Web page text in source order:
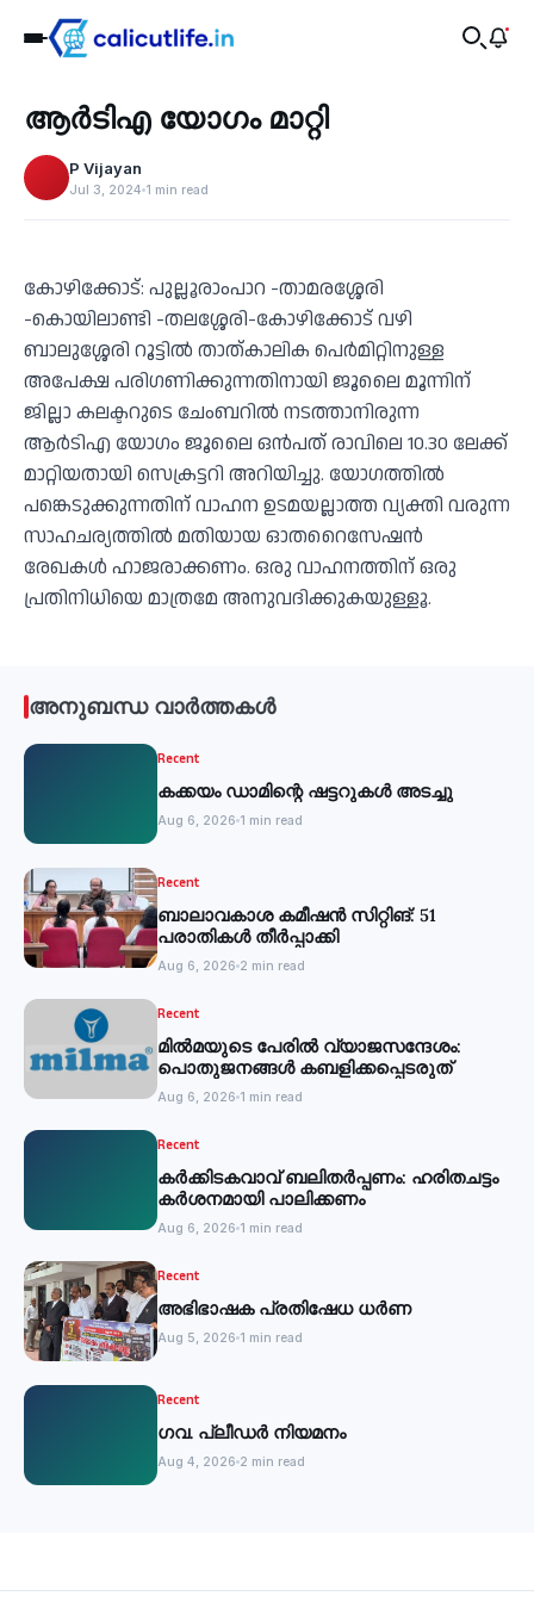
‹
Recent
ആർടിഎ യോഗം മാറ്റി
P Vijayan
Jul 3, 2024 1 min read
കോഴിക്കോട്: പുല്ലൂരാംപാറ -താമരശ്ശേരി
-കൊയിലാണ്ടി -തലശ്ശേരി-കോഴിക്കോട് വഴി
ബാലുശ്ശേരി റൂട്ടില്‍ താത്കാലിക പെര്‍മിറ്റിനുള്ള
അപേക്ഷ പരിഗണിക്കുന്നതിനായി ജൂലൈ മൂന്നിന്
ജില്ലാ കലക്ടറുടെ ചേംബറില്‍ നടത്താനിരുന്ന
ആര്‍ടിഎ യോഗം ജൂലൈ ഒന്‍പത് രാവിലെ 10.30 ലേക്ക്
മാറ്റിയതായി സെക്രട്ടറി അറിയിച്ചു. യോഗത്തില്‍
പങ്കെടുക്കുന്നതിന് വാഹന ഉടമയല്ലാത്ത വ്യക്തി വരുന്ന
സാഹചര്യത്തില്‍ മതിയായ ഓതറൈസേഷന്‍
രേഖകള്‍ ഹാജരാക്കണം. ഒരു വാഹനത്തിന് ഒരു
പ്രതിനിധിയെ മാത്രമേ അനുവദിക്കുകയുള്ളൂ.
അനുബന്ധ വാർത്തകൾ
Recent
കക്കയം ഡാമിന്റെ ഷട്ടറുകള്‍ അടച്ചു
Aug 6, 2026 1 min read
Recent
ബാലാവകാശ കമീഷന്‍ സിറ്റിങ്: 51
പരാതികള്‍ തീര്‍പ്പാക്കി
Aug 6, 2026 2 min read
Recent
മില്‍മയുടെ പേരില്‍ വ്യാജസന്ദേശം:
പൊതുജനങ്ങള്‍ കബളിക്കപ്പെടരുത്
Aug 6, 2026 1 min read
Recent
കര്‍ക്കിടകവാവ് ബലിതര്‍പ്പണം: ഹരിതചട്ടം
കര്‍ശനമായി പാലിക്കണം
Aug 6, 2026 1 min read
Recent
അഭിഭാഷക പ്രതിഷേധ ധർണ
Aug 5, 2026 1 min read
Recent
ഗവ. പ്ലീഡർ നിയമനം
Aug 4, 2026 2 min read